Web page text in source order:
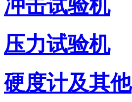
冲击试验机
压力试验机
硬度计及其他